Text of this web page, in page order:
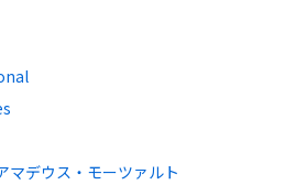
マデウス・モーツァルト